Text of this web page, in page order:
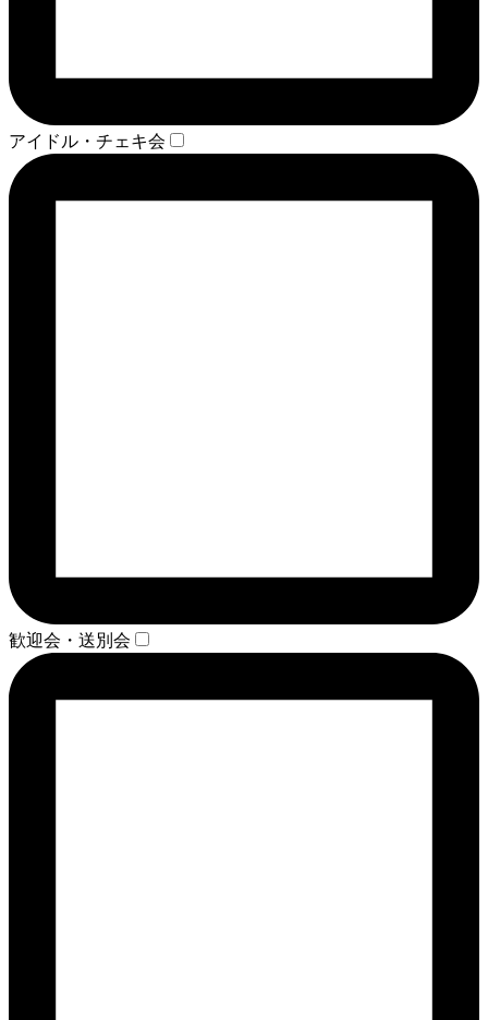
アイドル・チェキ会
歓迎会・送別会